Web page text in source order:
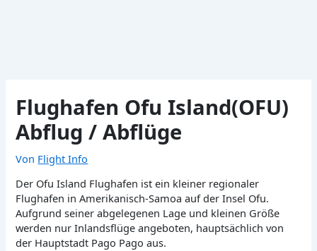
Flughafen Ofu Island(OFU)
Abflug / Abflüge
Von Flight Info
Der Ofu Island Flughafen ist ein kleiner regionaler
Flughafen in Amerikanisch-Samoa auf der Insel Ofu.
Aufgrund seiner abgelegenen Lage und kleinen Größe
werden nur Inlandsflüge angeboten, hauptsächlich von
der Hauptstadt Pago Pago aus.